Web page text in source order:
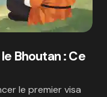
Bhoutan : Ce
le premier visa